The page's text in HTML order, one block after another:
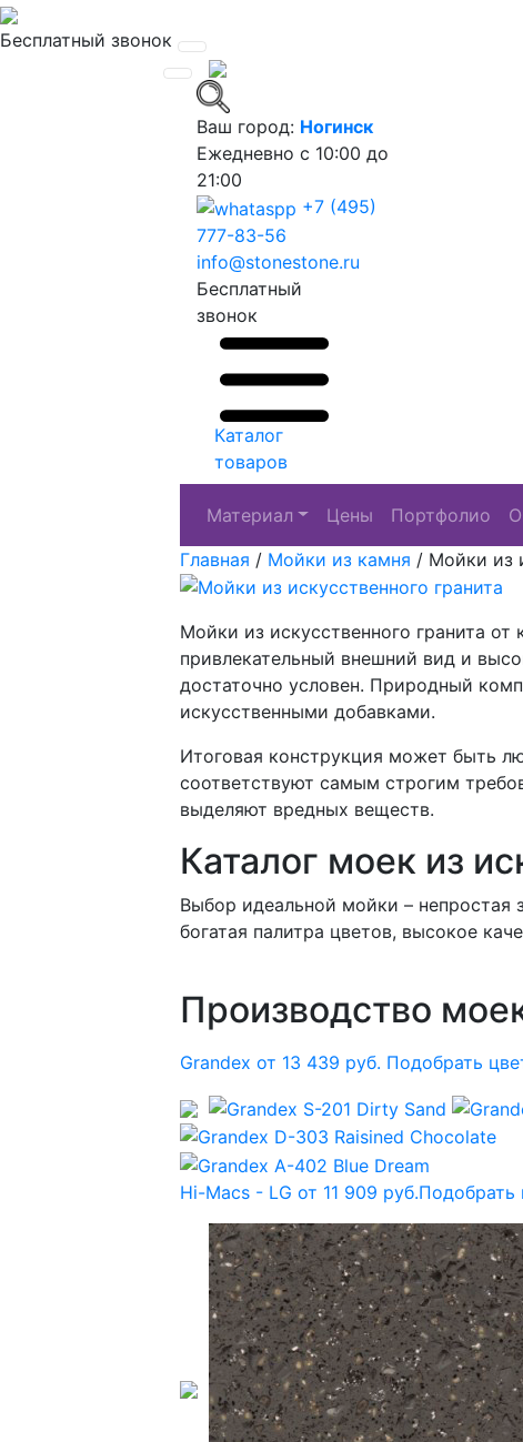
Бесплатный звонок
Ваш город: Ногинск
Ежедневно с 10:00 до
21:00
+7 (495)
777-83-56
info@stonestone.ru
Бесплатный
звонок
Каталог
товаров
Материал Цены Портфолио
Главная / Мойки из камня / Мойки из
Мойки из искусственного гранита
привлекательный внешний вид и
достаточно условен. Природный
искусственными добавками.
Итоговая конструкция может быть
соответствуют самым строгим
выделяют вредных веществ.
Каталог моек из
Выбор идеальной мойки – непростая
богатая палитра цветов, высокое
Производство
Grandex от 13 439 руб. Подобрать
Hi-Macs - LG от 11 909 руб.Подобрать